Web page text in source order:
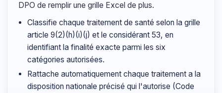
DPO de remplir une grille Excel de plus.
Classifie chaque traitement de santé selon la grille
article 9(2)(h)(i)(j) et le considérant 53, en
identifiant la finalité exacte parmi les six
catégories autorisées.
Rattache automatiquement chaque traitement a la
disposition nationale précisé qui l'autorise (Code